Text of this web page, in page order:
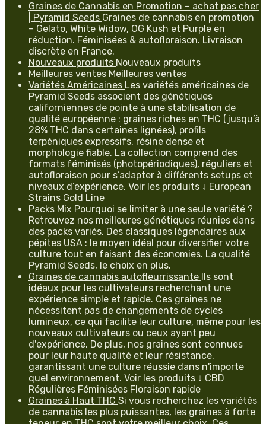
Graines de Cannabis en Promotion – achat pas cher
| Pyramid Seeds Graines de cannabis en promotion
– Gelato, White Widow, OG Kush et Purple en
réduction. Féminisées & autofloraison. Livraison
discrète en France.
Nouveaux produits Nouveaux produits
Meilleures ventes Meilleures ventes
Variétés Américaines Les variétés américaines de
Pyramid Seeds associent des génétiques
californiennes de pointe à une stabilisation de
qualité européenne : graines riches en THC (jusqu’à
28% THC dans certaines lignées), profils
terpéniques expressifs, résine dense et
morphologie fiable. La collection comprend des
formats féminisés (photopériodiques), réguliers et
autofloraison pour s’adapter à différents setups et
niveaux d’expérience. Voir les produits ↓ European
Strains Gold Line
Packs Mix Pourquoi se limiter à une seule variété ?
Retrouvez nos meilleures génétiques réunies dans
des packs variés. Des classiques légendaires aux
pépites USA : le moyen idéal pour diversifier votre
culture tout en faisant des économies. La qualité
Pyramid Seeds, le choix en plus.
Graines de cannabis autofleurrissante Ils sont
idéaux pour les cultivateurs recherchant une
expérience simple et rapide. Ces graines ne
nécessitent pas de changements de cycles
lumineux, ce qui facilite leur culture, même pour les
nouveaux cultivateurs ou ceux ayant peu
d'expérience. De plus, nos graines sont connues
pour leur haute qualité et leur résistance,
garantissant une culture réussie dans n'importe
quel environnement. Voir les produits ↓ CBD
Régulières Féminisées Floraison rapide
Graines à Haut THC Si vous recherchez les variétés
de cannabis les plus puissantes, les graines à forte